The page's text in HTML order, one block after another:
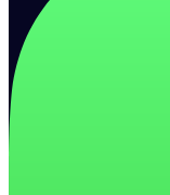
Systemy do